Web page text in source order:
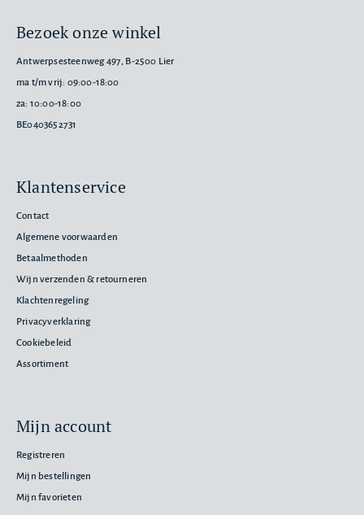
Bezoek onze winkel
Antwerpsesteenweg 497, B-2500 Lier
ma t/m vrij: 09:00-18:00
za: 10:00-18:00
BE0403652731
Klantenservice
Contact
Algemene voorwaarden
Betaalmethoden
Wijn verzenden & retourneren
Klachtenregeling
Privacyverklaring
Cookiebeleid
Assortiment
Mijn account
Registreren
Mijn bestellingen
Mijn favorieten